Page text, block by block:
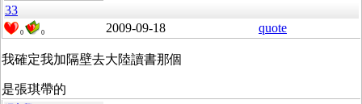
33
0 0 2009-09-18 quote
我確定我加隔壁去大陸讀書那個
是張琪帶的